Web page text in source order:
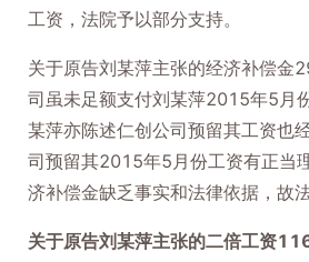
工资，法院予以部分支持。
关于原告刘某萍主张的经济补偿金
司虽未足额支付刘某萍2015年5月
某萍亦陈述仁创公司预留其工资也
司预留其2015年5月份工资有正当
济补偿金缺乏事实和法律依据，故
关于原告刘某萍主张的二倍工资